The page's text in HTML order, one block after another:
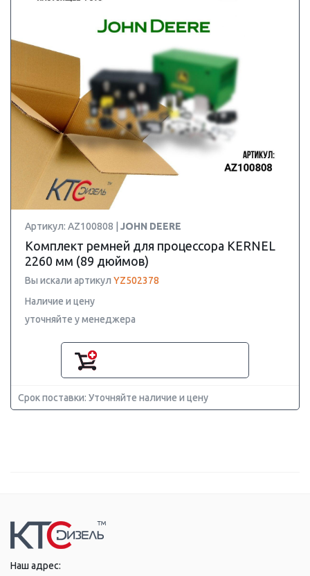
Артикул: AZ100808 | JOHN DEERE
Комплект ремней для процессора KERNEL
2260 мм (89 дюймов)
Вы искали артикул YZ502378
Наличие и цену
уточняйте у менеджера
Срок поставки: Уточняйте наличие и цену
Наш адрес: